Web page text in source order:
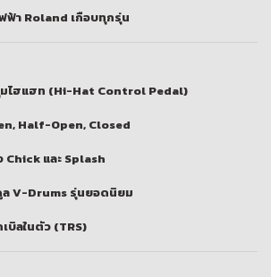
ฟ้า Roland เกือบทุกรุ่น
มไฮแฮท (Hi-Hat Control Pedal)
Half-Open, Closed
และ Splash
ล V-Drums รุ่นยอดนิยม
บิลในตัว (TRS)